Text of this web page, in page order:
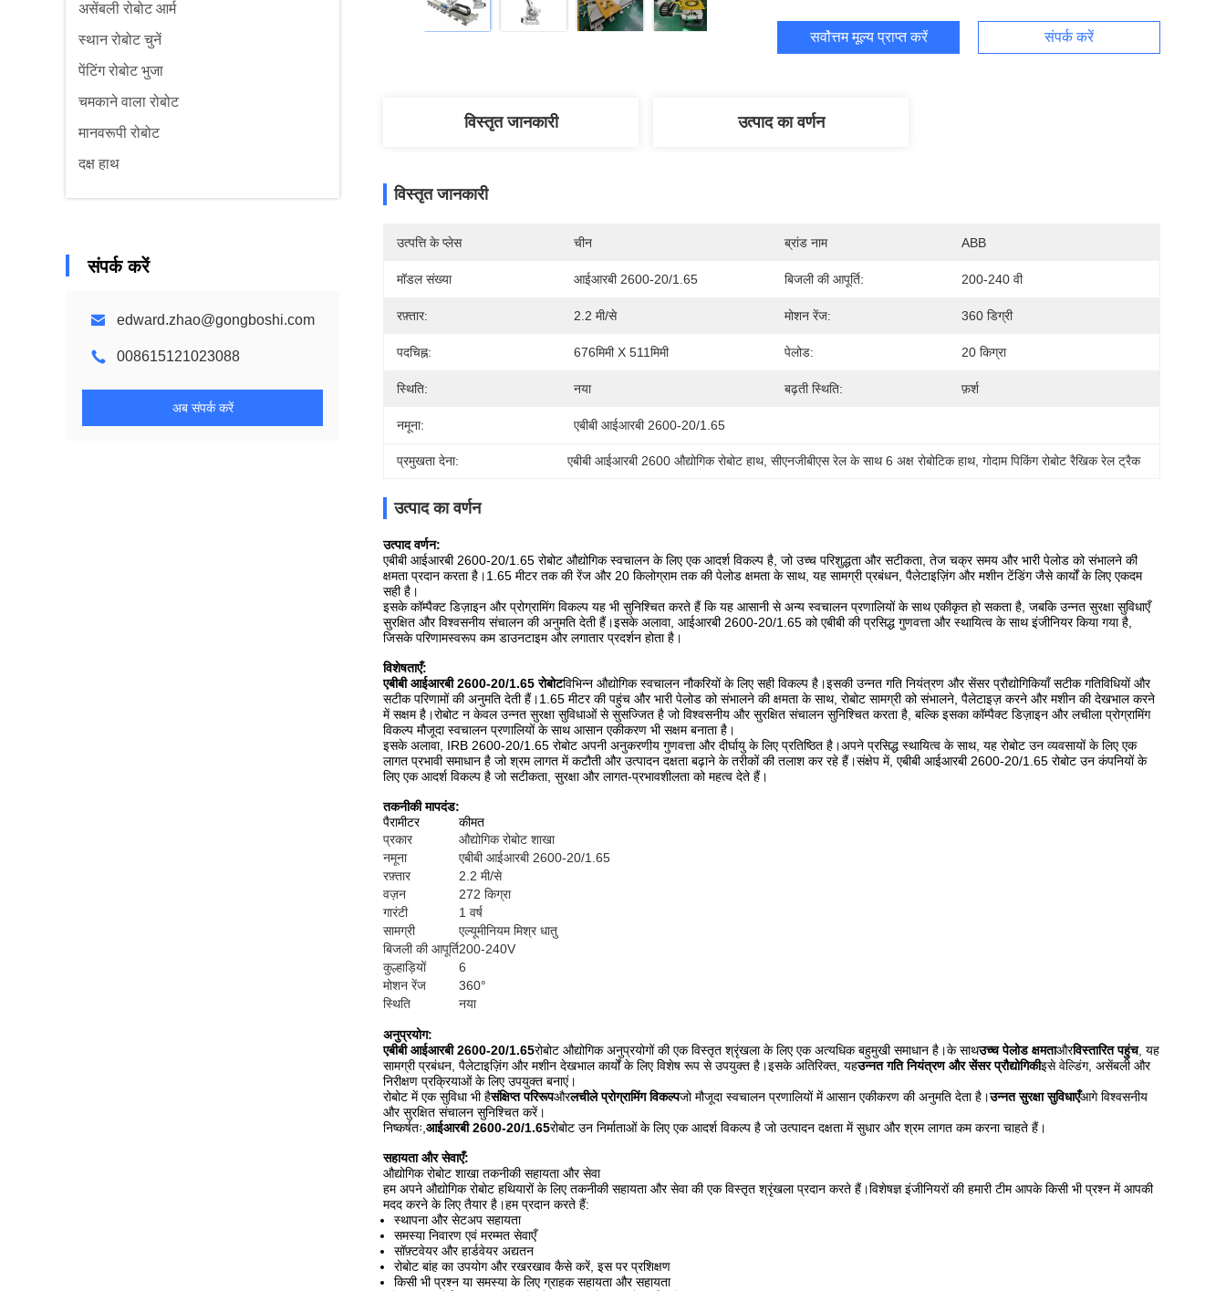
असेंबली रोबोट आर्म
स्थान रोबोट चुनें
पेंटिंग रोबोट भुजा
चमकाने वाला रोबोट
मानवरूपी रोबोट
दक्ष हाथ
संपर्क करें
edward.zhao@gongboshi.com
008615121023088
अब संपर्क करें
सर्वोत्तम मूल्य प्राप्त करें संपर्क करें
विस्तृत जानकारी उत्पाद का वर्णन
विस्तृत जानकारी
उत्पत्ति के प्लेस चीन ब्रांड नाम ABB
मॉडल संख्या आईआरबी 2600-20/1.65 बिजली की आपूर्ति: 200-240 वी
रफ़्तार: 2.2 मी/से मोशन रेंज: 360 डिग्री
पदचिह्न: 676मिमी X 511मिमी पेलोड: 20 किग्रा
स्थिति: नया बढ़ती स्थिति: फ़र्श
नमूना: एबीबी आईआरबी 2600-20/1.65
प्रमुखता देना: एबीबी आईआरबी 2600 औद्योगिक रोबोट हाथ, सीएनजीबीएस रेल के साथ 6 अक्ष रोबोटिक हाथ, गोदाम पिकिंग रोबोट रैखिक रेल ट्रैक
उत्पाद का वर्णन
उत्पाद वर्णन:
एबीबी आईआरबी 2600-20/1.65 रोबोट औद्योगिक स्वचालन के लिए एक आदर्श विकल्प है, जो उच्च परिशुद्धता और सटीकता, तेज चक्र समय और भारी पेलोड को संभालने की
क्षमता प्रदान करता है।1.65 मीटर तक की रेंज और 20 किलोग्राम तक की पेलोड क्षमता के साथ, यह सामग्री प्रबंधन, पैलेटाइज़िंग और मशीन टेंडिंग जैसे कार्यों के लिए एकदम
सही है।
इसके कॉम्पैक्ट डिज़ाइन और प्रोग्रामिंग विकल्प यह भी सुनिश्चित करते हैं कि यह आसानी से अन्य स्वचालन प्रणालियों के साथ एकीकृत हो सकता है, जबकि उन्नत सुरक्षा सुविधाएँ
सुरक्षित और विश्वसनीय संचालन की अनुमति देती हैं।इसके अलावा, आईआरबी 2600-20/1.65 को एबीबी की प्रसिद्ध गुणवत्ता और स्थायित्व के साथ इंजीनियर किया गया है,
जिसके परिणामस्वरूप कम डाउनटाइम और लगातार प्रदर्शन होता है।
विशेषताएँ:
एबीबी आईआरबी 2600-20/1.65 रोबोटविभिन्न औद्योगिक स्वचालन नौकरियों के लिए सही विकल्प है।इसकी उन्नत गति नियंत्रण और सेंसर प्रौद्योगिकियाँ सटीक गतिविधियों और
सटीक परिणामों की अनुमति देती हैं।1.65 मीटर की पहुंच और भारी पेलोड को संभालने की क्षमता के साथ, रोबोट सामग्री को संभालने, पैलेटाइज़ करने और मशीन की देखभाल करने
में सक्षम है।रोबोट न केवल उन्नत सुरक्षा सुविधाओं से सुसज्जित है जो विश्वसनीय और सुरक्षित संचालन सुनिश्चित करता है, बल्कि इसका कॉम्पैक्ट डिज़ाइन और लचीला प्रोग्रामिंग
विकल्प मौजूदा स्वचालन प्रणालियों के साथ आसान एकीकरण भी सक्षम बनाता है।
इसके अलावा, IRB 2600-20/1.65 रोबोट अपनी अनुकरणीय गुणवत्ता और दीर्घायु के लिए प्रतिष्ठित है।अपने प्रसिद्ध स्थायित्व के साथ, यह रोबोट उन व्यवसायों के लिए एक
लागत प्रभावी समाधान है जो श्रम लागत में कटौती और उत्पादन दक्षता बढ़ाने के तरीकों की तलाश कर रहे हैं।संक्षेप में, एबीबी आईआरबी 2600-20/1.65 रोबोट उन कंपनियों के
लिए एक आदर्श विकल्प है जो सटीकता, सुरक्षा और लागत-प्रभावशीलता को महत्व देते हैं।
तकनीकी मापदंड:
पैरामीटर
कीमत
प्रकार
औद्योगिक रोबोट शाखा
नमूना
एबीबी आईआरबी 2600-20/1.65
रफ़्तार
2.2 मी/से
वज़न
272 किग्रा
गारंटी
1 वर्ष
सामग्री
एल्यूमीनियम मिश्र धातु
बिजली की आपूर्ति200-240V
कुल्हाड़ियों
6
मोशन रेंज
360°
स्थिति
नया
अनुप्रयोग:
एबीबी आईआरबी 2600-20/1.65रोबोट औद्योगिक अनुप्रयोगों की एक विस्तृत श्रृंखला के लिए एक अत्यधिक बहुमुखी समाधान है।के साथउच्च पेलोड क्षमताऔरविस्तारित पहुंच, यह
सामग्री प्रबंधन, पैलेटाइज़िंग और मशीन देखभाल कार्यों के लिए विशेष रूप से उपयुक्त है।इसके अतिरिक्त, यहउन्नत गति नियंत्रण और सेंसर प्रौद्योगिकीइसे वेल्डिंग, असेंबली और
निरीक्षण प्रक्रियाओं के लिए उपयुक्त बनाएं।
रोबोट में एक सुविधा भी हैसंक्षिप्त परिरूपऔरलचीले प्रोग्रामिंग विकल्पजो मौजूदा स्वचालन प्रणालियों में आसान एकीकरण की अनुमति देता है।उन्नत सुरक्षा सुविधाएँआगे विश्वसनीय
और सुरक्षित संचालन सुनिश्चित करें।
निष्कर्षतः, आईआरबी 2600-20/1.65रोबोट उन निर्माताओं के लिए एक आदर्श विकल्प है जो उत्पादन दक्षता में सुधार और श्रम लागत कम करना चाहते हैं।
सहायता और सेवाएँ:
औद्योगिक रोबोट शाखा तकनीकी सहायता और सेवा
हम अपने औद्योगिक रोबोट हथियारों के लिए तकनीकी सहायता और सेवा की एक विस्तृत श्रृंखला प्रदान करते हैं।विशेषज्ञ इंजीनियरों की हमारी टीम आपके किसी भी प्रश्न में आपकी
मदद करने के लिए तैयार है।हम प्रदान करते हैं:
स्थापना और सेटअप सहायता
समस्या निवारण एवं मरम्मत सेवाएँ
सॉफ़्टवेयर और हार्डवेयर अद्यतन
रोबोट बांह का उपयोग और रखरखाव कैसे करें, इस पर प्रशिक्षण
किसी भी प्रश्न या समस्या के लिए ग्राहक सहायता और सहायता